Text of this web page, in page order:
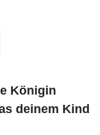
Königin
deinem Kind